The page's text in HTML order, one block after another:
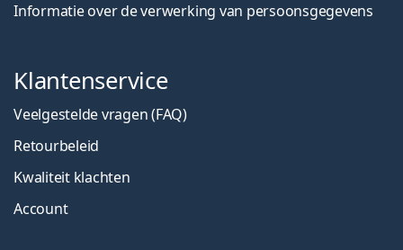
Informatie over de verwerking van persoonsgegevens
Klantenservice
Veelgestelde vragen (FAQ)
Retourbeleid
Kwaliteit klachten
Account